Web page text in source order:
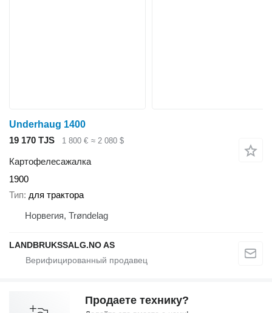
Underhaug 1400
19 170 TJS
1 800 € ≈ 2 080 $
Картофелесажалка
1900
Тип для трактора
Норвегия, Trøndelag
LANDBRUKSSALG.NO AS
Продаете технику?